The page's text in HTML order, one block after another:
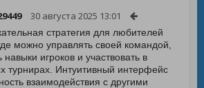
30 августа 2025 13:01
стратегия для любителей
можно управлять своей командой,
навыки игроков и участвовать в
турнирах. Интуитивный интерфейс
взаимодействия с другими